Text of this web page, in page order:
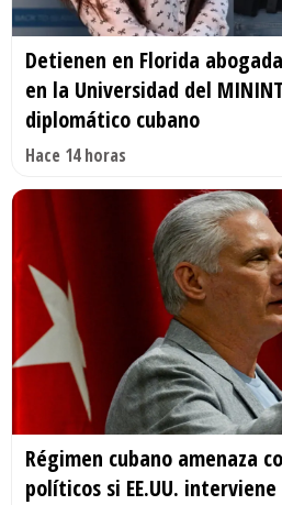
Detienen en Florida
en la Universidad del
diplomático cubano
Hace 14 horas
Régimen cubano amenaza
políticos si EE.UU.